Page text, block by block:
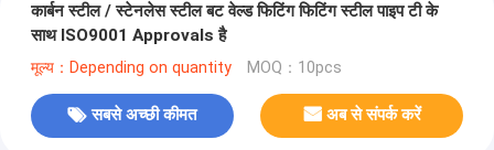
कार्बन स्टील / स्टेनलेस स्टील बट वेल्ड फिटिंग फिटिंग स्टील पाइप टी के
साथ ISO9001 Approvals है
मूल्य：Depending on quantity MOQ：10pcs
सबसे अच्छी कीमत अब से संपर्क करें